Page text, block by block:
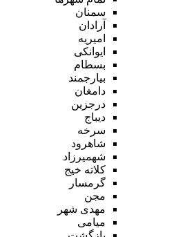
سمنان
آرادان
امیریه
ایوانکی
بسطام
بیارجمند
دامغان
درجزین
دیباج
سرخه
شاهرود
شهمیرزاد
کلاته خیج
گرمسار
مجن
مهدی شهر
میامی